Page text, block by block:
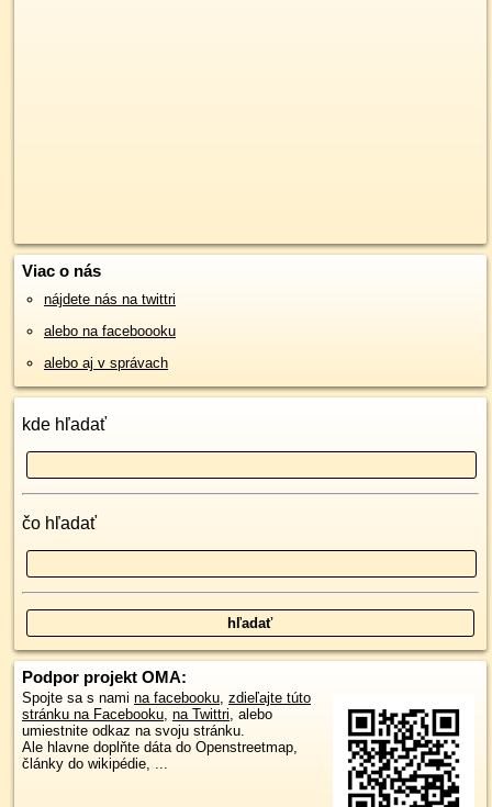
Viac o nás
nájdete nás na twittri
alebo na faceboooku
alebo aj v správach
kde hľadať
čo hľadať
Podpor projekt OMA:
Spojte sa s nami na facebooku, zdieľajte túto
stránku na Facebooku, na Twittri, alebo
umiestnite odkaz na svoju stránku.
Ale hlavne doplňte dáta do Openstreetmap,
články do wikipédie, ...